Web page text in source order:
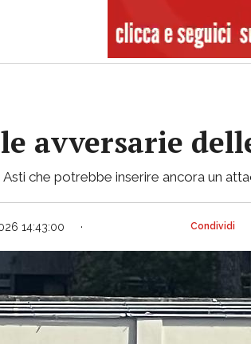
avversarie
che potrebbe inserire ancora un
14:43:00